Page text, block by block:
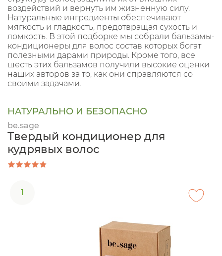
воздействий и вернуть им жизненную силу.
Натуральные ингредиенты обеспечивают
мягкость и гладкость, предотвращая сухость и
ломкость. В этой подборке мы собрали бальзамы-
кондиционеры для волос состав которых богат
полезными дарами природы. Кроме того, все
шесть этих бальзамов получили высокие оценки
наших авторов за то, как они справляются со
своими задачами.
НАТУРАЛЬНО И БЕЗОПАСНО
be.sage
Твердый кондиционер для
кудрявых волос
1